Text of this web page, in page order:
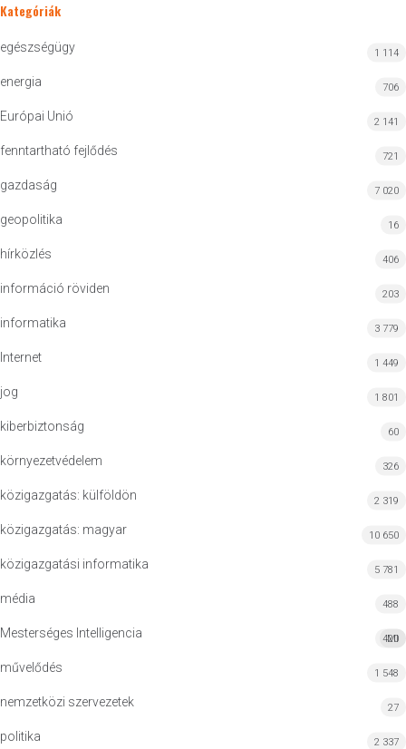
Kategóriák
egészségügy 1 114
energia 706
Európai Unió 2 141
fenntartható fejlődés 721
gazdaság 7 020
geopolitika 16
hírközlés 406
információ röviden 203
informatika 3 779
Internet 1 449
jog 1 801
kiberbiztonság 60
környezetvédelem 326
közigazgatás: külföldön 2 319
közigazgatás: magyar 10 650
közigazgatási informatika 5 781
média 488
Mesterséges Intelligencia MI
420
művelődés 1 548
nemzetközi szervezetek 27
politika 2 337